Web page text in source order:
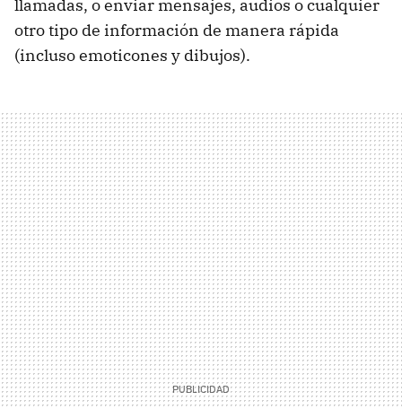
llamadas, o enviar mensajes, audios o cualquier
otro tipo de información de manera rápida
(incluso emoticones y dibujos).